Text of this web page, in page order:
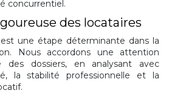
concurrentiel.
des locataires
une étape déterminante dans la
Nous accordons une attention
des dossiers, en analysant avec
la stabilité professionnelle et la